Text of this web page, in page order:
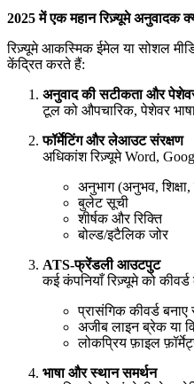
2025 में एक महान रिज़्यूमे अनुवादक
रिज़्यूमे आकस्मिक ईमेल या सोशल
केंद्रित करते हैं:
अनुवाद की सटीकता और
टूल को औपचारिक, पेशेवर
फॉर्मेटिंग और लेआउट संरक्षण
अधिकांश रिज़्यूमे Word,
अनुभाग (अनुभव,
बुलेट सूची
शीर्षक और रिक्ति
बोल्ड/इटैलिक जोर
ATS-फ्रेंडली आउटपुट
कई कंपनियाँ रिज़्यूमे को
प्रासंगिक कीवर्ड
अजीब लाइन ब्रेक या
लोकप्रिय फ़ाइल
भाषा और स्थान समर्थन